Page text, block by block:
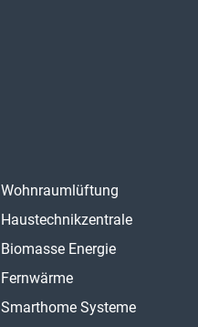
Wohnraumlüftung
Haustechnikzentrale
Biomasse Energie
Fernwärme
Smarthome Systeme